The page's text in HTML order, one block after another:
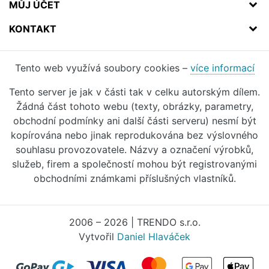
MŮJ ÚČET
KONTAKT
Tento web využívá soubory cookies – více informací
Tento server je jak v části tak v celku autorským dílem.
Žádná část tohoto webu (texty, obrázky, parametry,
obchodní podmínky ani další části serveru) nesmí být
kopírována nebo jinak reprodukována bez výslovného
souhlasu provozovatele. Názvy a označení výrobků,
služeb, firem a společností mohou být registrovanými
obchodními známkami příslušných vlastníků.
2006 – 2026 | TRENDO s.r.o.
Vytvořil Daniel Hlaváček